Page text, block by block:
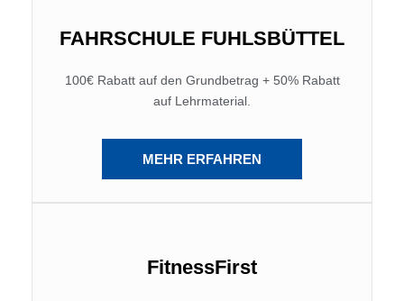
FAHRSCHULE FUHLSBÜTTEL
100€ Rabatt auf den Grundbetrag + 50% Rabatt
auf Lehrmaterial.
MEHR ERFAHREN
FitnessFirst